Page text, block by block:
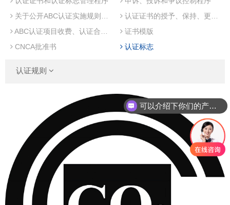
关于公开ABC认证实施规则的说明
认证证书的授予、保持、更新、扩大、缩小、暂停、恢复、撤销及自动失效管理程序
ABC认证项目收费、认证合同及报价单说明
证书模版
CNCA批准书
认证标志
认证规则
可以介绍下你们的产品么